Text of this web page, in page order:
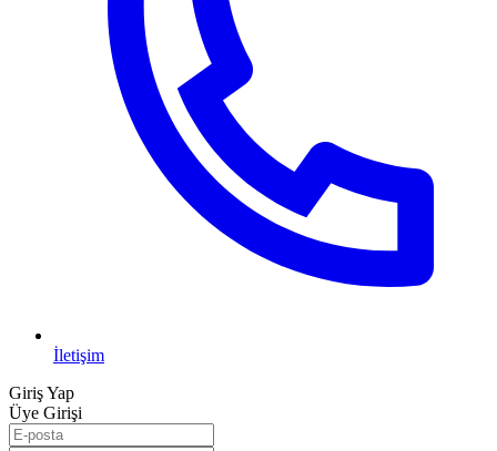
İletişim
Giriş Yap
Üye Girişi